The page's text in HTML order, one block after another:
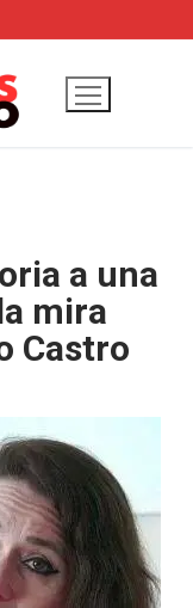
a una
mira
Castro